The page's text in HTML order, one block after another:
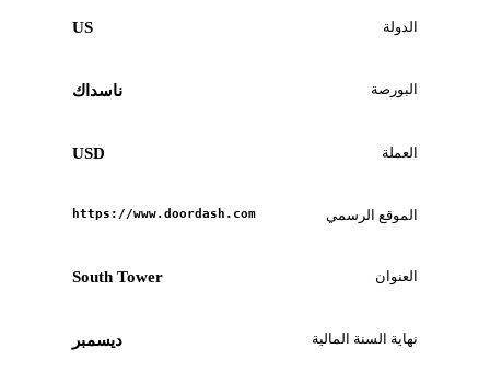
الدولة US
البورصة ناسداك
العملة USD
الموقع الرسمي https://www.doordash.com
العنوان South Tower
نهاية السنة المالية ديسمبر